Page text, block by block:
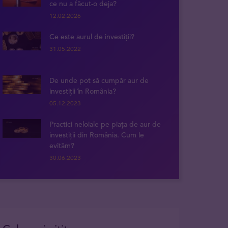
ce nu a făcut-o deja?
12.02.2026
Ce este aurul de investiții?
31.05.2022
De unde pot să cumpăr aur de
investiții în România?
05.12.2023
Practici neloiale pe piața de aur de
investiții din România. Cum le
evităm?
30.06.2023